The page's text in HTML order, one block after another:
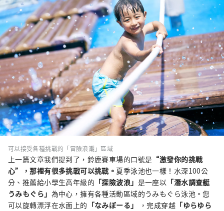
可以接受各種挑戰的「冒險浪潮」區域
上一篇文章我們提到了，鈴鹿賽車場的口號是 “激發你的挑戰
心”，那裡有很多挑戰可以挑戰。 夏季泳池也一樣！水深100公
分、推薦給小學生高年級的 「探險波浪」 是一座以 「潛水調查艇
うみもぐら」 為中心，擁有各種活動區域的うみもぐら泳池。您
可以旋轉漂浮在水面上的 「なみぼーる」 ，完成穿越 「ゆらゆら